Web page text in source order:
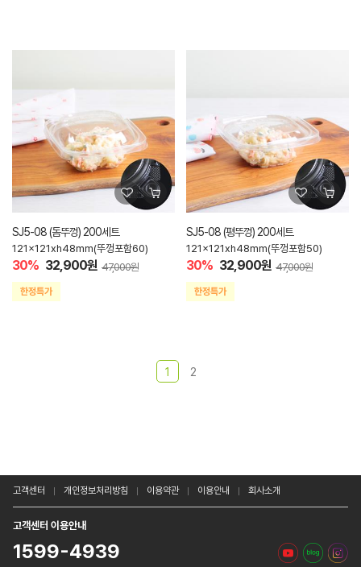
SJ5-08 (돔뚜껑) 200세트
121x121xh48mm(뚜껑포함60)
30% 32,900원 47,000원
SJ5-08 (평뚜껑) 200세트
121x121xh48mm(뚜껑포함50)
30% 32,900원 47,000원
1 2
고객센터 개인정보처리방침 이용약관 이용안내 회사소개
고객센터 이용안내
1599-4939